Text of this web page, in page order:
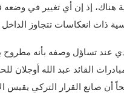
هناك، إذ إن أي تغيير في وضعه
ذات انعكاسات تتجاوز الداخل
عند تساؤل وصفه بأنه
القائد عبد الله أوجلان
أن صانع القرار التركي يقيس